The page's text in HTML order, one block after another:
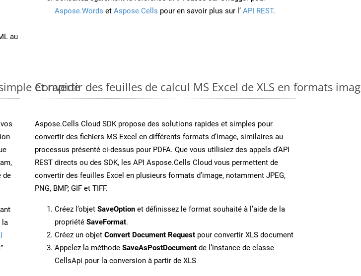
au
Aspose.Words et Aspose.Cells pour en savoir plus sur l’ API REST.
et rapide
de
la
Convertir des feuilles de calcul MS Excel de XLS en formats
Aspose.Cells Cloud SDK propose des solutions rapides et simples pour
convertir des fichiers MS Excel en différents formats d’image, similaires au
processus présenté ci-dessus pour PDFA. Que vous utilisiez des appels d’API
REST directs ou des SDK, les API Aspose.Cells Cloud vous permettent de
convertir des feuilles Excel en plusieurs formats d’image, notamment JPEG,
PNG, BMP, GIF et TIFF.
Créez l’objet SaveOption et définissez le format souhaité à l’aide de la
propriété SaveFormat.
Créez un objet Convert Document Request pour convertir XLS document
Appelez la méthode SaveAsPostDocument de l’instance de classe
CellsApi pour la conversion à partir de XLS